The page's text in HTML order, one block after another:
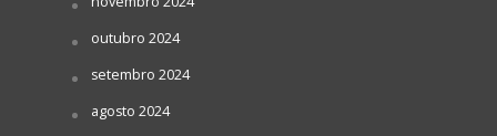
outubro 2024
setembro 2024
agosto 2024